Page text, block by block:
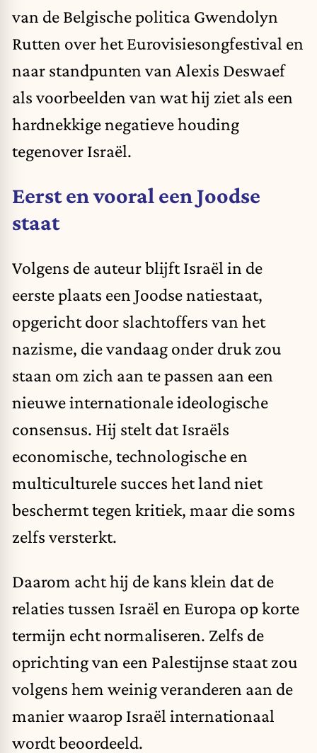
van de Belgische politica Gwendolyn
Rutten over het Eurovisiesongfestival en
naar standpunten van Alexis Deswaef
als voorbeelden van wat hij ziet als een
hardnekkige negatieve houding
tegenover Israël.
Eerst en vooral een Joodse
staat
Volgens de auteur blijft Israël in de
eerste plaats een Joodse natiestaat,
opgericht door slachtoffers van het
nazisme, die vandaag onder druk zou
staan om zich aan te passen aan een
nieuwe internationale ideologische
consensus. Hij stelt dat Israëls
economische, technologische en
multiculturele succes het land niet
beschermt tegen kritiek, maar die soms
zelfs versterkt.
Daarom acht hij de kans klein dat de
relaties tussen Israël en Europa op korte
termijn echt normaliseren. Zelfs de
oprichting van een Palestijnse staat zou
volgens hem weinig veranderen aan de
manier waarop Israël internationaal
wordt beoordeeld.